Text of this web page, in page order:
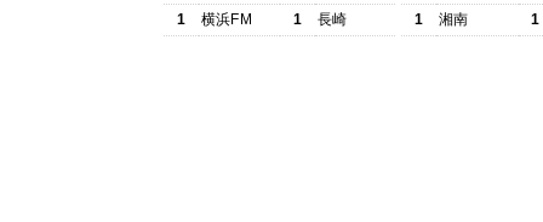
1
横浜FM 1 長崎
1
湘南 1